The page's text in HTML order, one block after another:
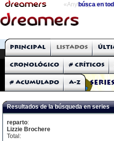
«Anything can
búsca en
THE DREAMERS
Críticas: Series de TV
Principal Listados
Cronológico # Críticos
# Acumulado A-Z
Resultados de la búsqueda en series
reparto:
Lizzie Brochere
Total: